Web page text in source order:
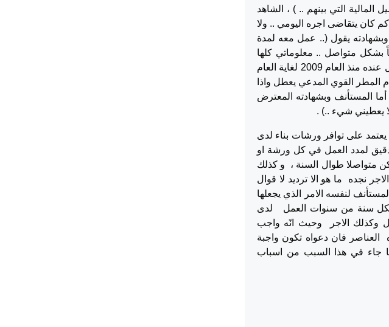
التي بينهم .. ) ، الشاهد
كان يتقاضى اجره اليومي .. ولا
وبشهادته يقول (.. عمل معه لمدة
تقريباً وكان يعمل تقريباً بشكل متواصل .. معلوماتي كلها
اخذتها من المدعي بخصوص الاجر وكل ما شهدت به .. ) ، الشاهد ابراهيم فاخوري (.. اشتغل عنده منذ العام 2009 لغاية العام
اني عرفت من المدعي انه يأخذ 75 شيكل وفي ايام المطر القوي المدعي يعطل واذا
المستأنف وبشهادته المعترض
يعطيني شيء ..) .
على توافر ورشات بناء لدى
لمدد العمل في كل ورشة او
متواصلا طوال السنة ، و كذلك
نجده ما هو الا ترديد لا قوال
لنفسه الامر الذي يجعلها
بكل سنة من سنوات العمل لدى
وكذلك الاجر وحيث انًه واجب
فان دعواه تكون واجبة
جاء في هذا السبب من اسباب